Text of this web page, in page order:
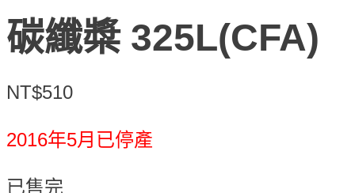
碳纖槳 325L(CFA)
NT$510
2016年5月已停產
已售完